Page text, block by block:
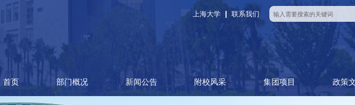
首页 部门概况 新闻公告 附校风采 集团项目 政策
上海大学 联系我们